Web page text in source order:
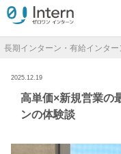
長期インターン・有給インタ
2025.12.19
高単価×新規営業の
ンの体験談